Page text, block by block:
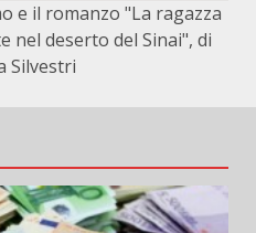
e il romanzo "La ragazza
nel deserto del Sinai", di
Silvestri